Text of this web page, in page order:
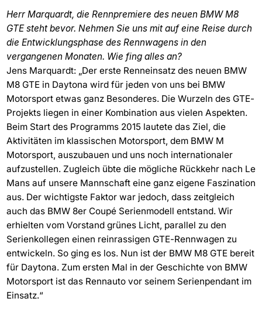
Herr Marquardt, die Rennpremiere des neuen BMW M8
GTE steht bevor. Nehmen Sie uns mit auf eine Reise durch
die Entwicklungsphase des Rennwagens in den
vergangenen Monaten. Wie fing alles an?
Jens Marquardt: „Der erste Renneinsatz des neuen BMW
M8 GTE in Daytona wird für jeden von uns bei BMW
Motorsport etwas ganz Besonderes. Die Wurzeln des GTE-
Projekts liegen in einer Kombination aus vielen Aspekten.
Beim Start des Programms 2015 lautete das Ziel, die
Aktivitäten im klassischen Motorsport, dem BMW M
Motorsport, auszubauen und uns noch internationaler
aufzustellen. Zugleich übte die mögliche Rückkehr nach Le
Mans auf unsere Mannschaft eine ganz eigene Faszination
aus. Der wichtigste Faktor war jedoch, dass zeitgleich
auch das BMW 8er Coupé Serienmodell entstand. Wir
erhielten vom Vorstand grünes Licht, parallel zu den
Serienkollegen einen reinrassigen GTE-Rennwagen zu
entwickeln. So ging es los. Nun ist der BMW M8 GTE bereit
für Daytona. Zum ersten Mal in der Geschichte von BMW
Motorsport ist das Rennauto vor seinem Serienpendant im
Einsatz.“